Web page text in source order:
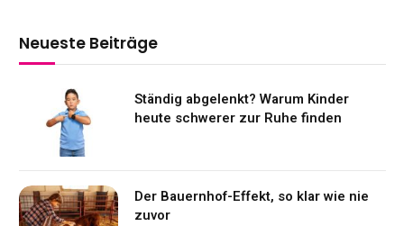
Neueste Beiträge
Ständig abgelenkt? Warum Kinder
heute schwerer zur Ruhe finden
Der Bauernhof-Effekt, so klar wie nie
zuvor